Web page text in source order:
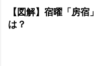
【図解】宿曜「房
は？